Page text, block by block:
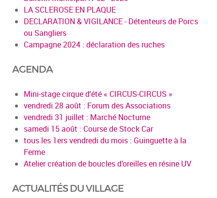
LA SCLEROSE EN PLAQUE
DECLARATION & VIGILANCE - Détenteurs de Porcs
ou Sangliers
Campagne 2024 : déclaration des ruches
AGENDA
Mini-stage cirque d'été « CIRCUS-CIRCUS »
vendredi 28 août : Forum des Associations
vendredi 31 juillet : Marché Nocturne
samedi 15 août : Course de Stock Car
tous les 1ers vendredi du mois : Guinguette à la
Ferme
Atelier création de boucles d’oreilles en résine UV
ACTUALITÉS DU VILLAGE